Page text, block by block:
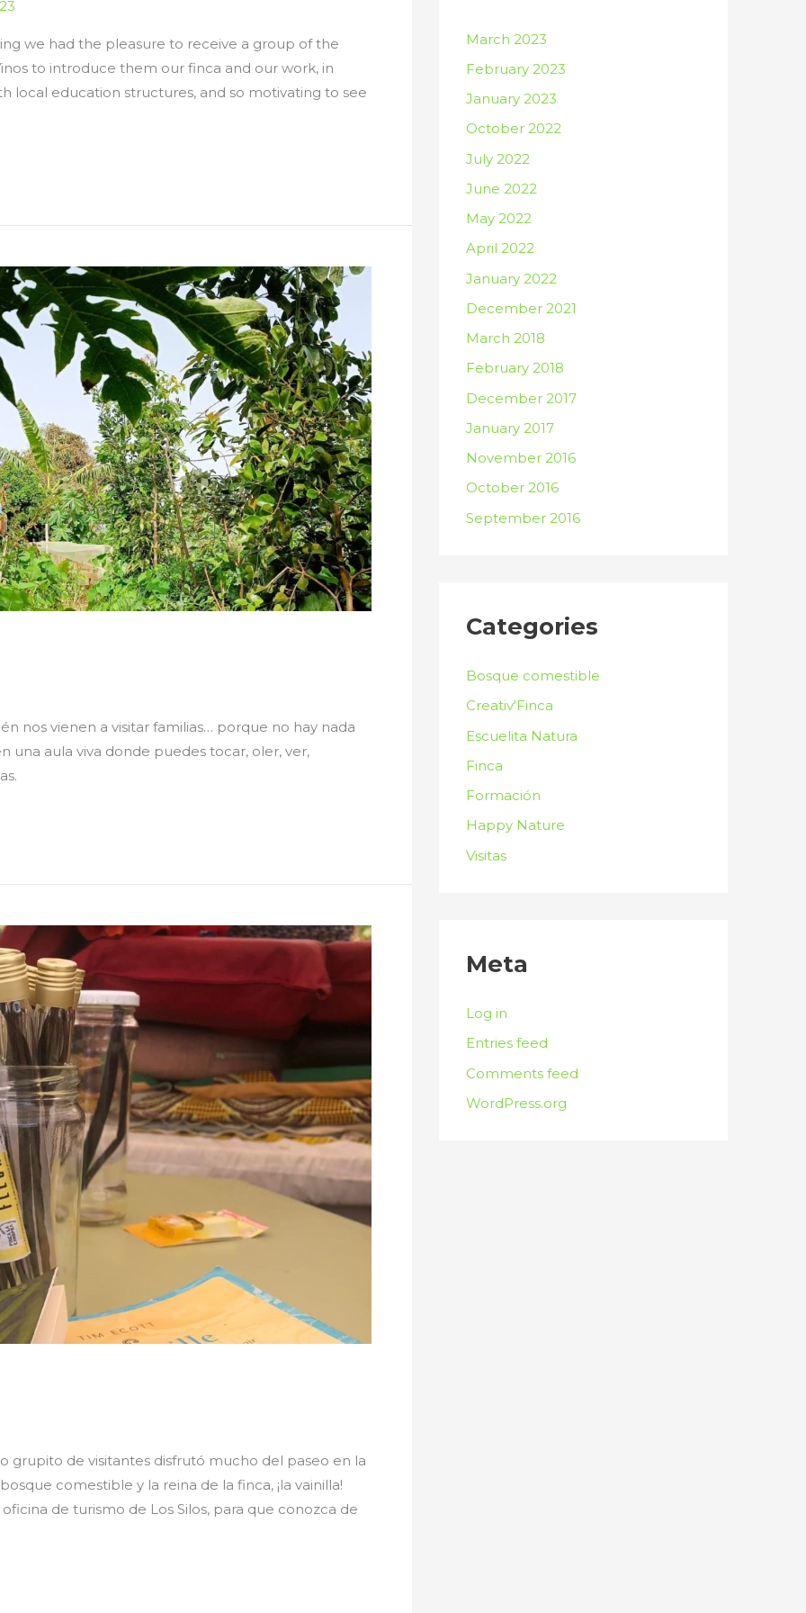
we had the pleasure to receive a group of the
to introduce them our finca and our work, in
local education structures, and so motivating to see
nos vienen a visitar familias… porque no hay nada
una aula viva donde puedes tocar, oler, ver,
grupito de visitantes disfrutó mucho del paseo en la
comestible y la reina de la finca, ¡la vainilla!
de turismo de Los Silos, para que conozca de
March 2023
February 2023
January 2023
October 2022
July 2022
June 2022
May 2022
April 2022
January 2022
December 2021
March 2018
February 2018
December 2017
January 2017
November 2016
October 2016
September 2016
Categories
Bosque comestible
Creativ'Finca
Escuelita Natura
Finca
Formación
Happy Nature
Visitas
Meta
Log in
Entries feed
Comments feed
WordPress.org